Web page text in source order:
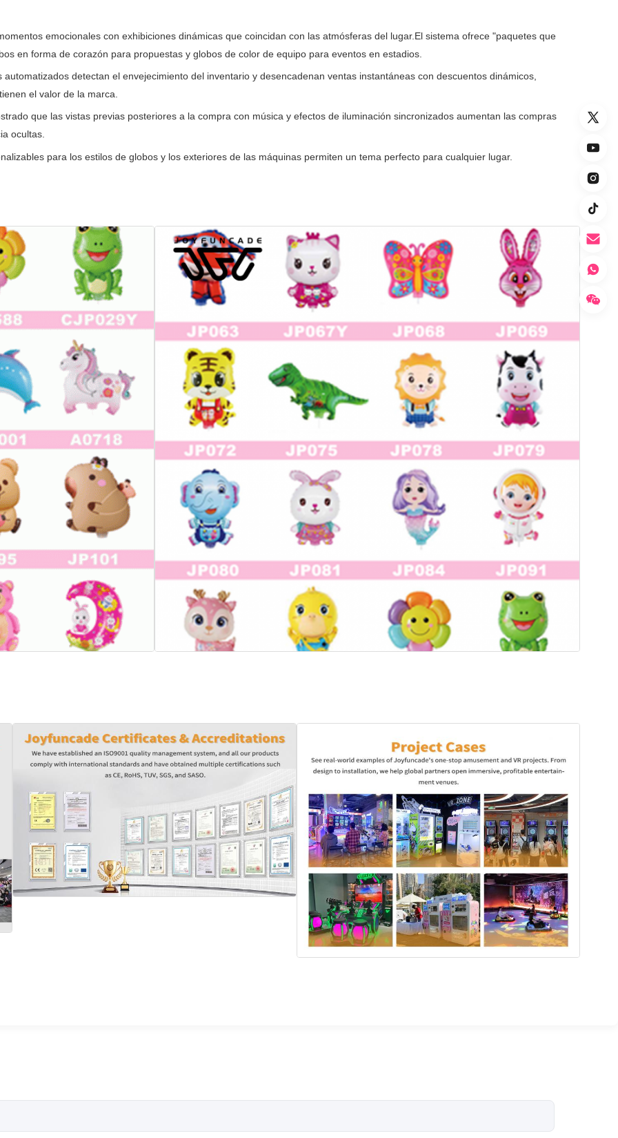
emocionales con exhibiciones dinámicas que coincidan con las atmósferas del lugar.El sistema ofrece "paquetes que
en forma de corazón para propuestas y globos de color de equipo para eventos en estadios.
automatizados detectan el envejecimiento del inventario y desencadenan ventas instantáneas con descuentos dinámicos,
el valor de la marca.
que las vistas previas posteriores a la compra con música y efectos de iluminación sincronizados aumentan las compras
ocultas.
para los estilos de globos y los exteriores de las máquinas permiten un tema perfecto para cualquier lugar.